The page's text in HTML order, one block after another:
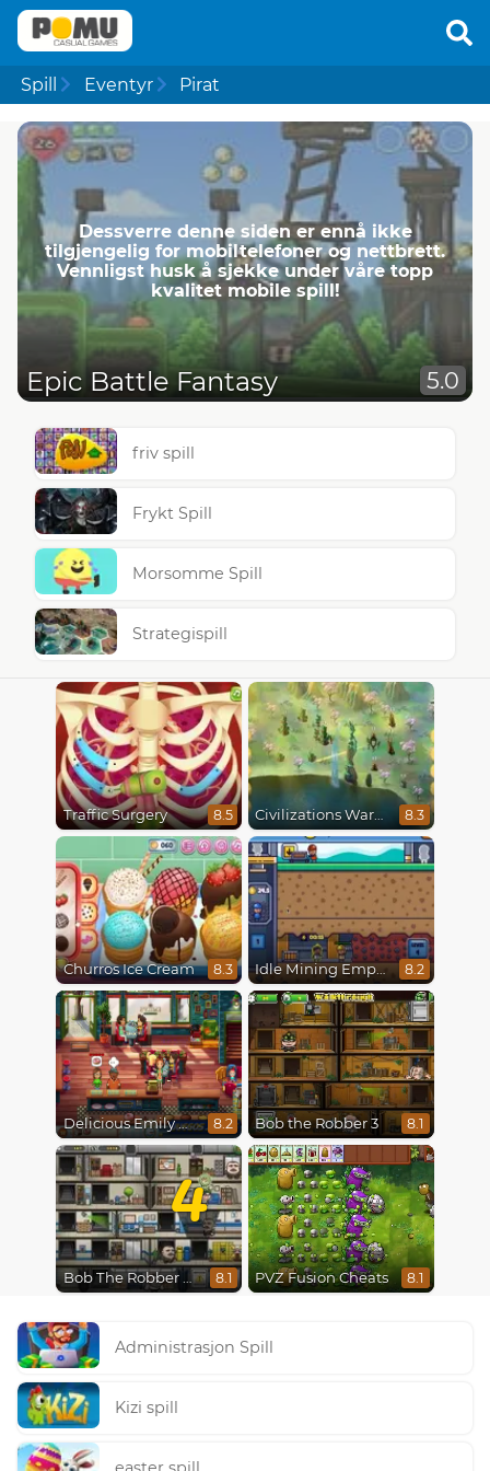
Spill Eventyr Pirat
Dessverre denne siden er ennå ikke
tilgjengelig for mobiltelefoner og nettbrett.
Vennligst husk å sjekke under våre topp
kvalitet mobile spill!
Epic Battle Fantasy 5.0
friv spill
Frykt Spill
Morsomme Spill
Strategispill
Traffic Surgery 8.5 Civilizations Wars Master Edition 8.3
Churros Ice Cream 8.3 Idle Mining Empire 8.2
Delicious Emily New Beginning 8.2 Bob the Robber 3 8.1
4
Bob The Robber 4: Season 2 Russia 8.1 PVZ Fusion Cheats 8.1
Administrasjon Spill
Kizi spill